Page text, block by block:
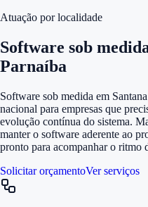
Atuação por localidade
Software sob
Parnaíba
Software sob medida em
nacional para empresas que
evolução contínua do sistema.
manter o software aderente ao
pronto para acompanhar o ritmo
Solicitar orçamentoVer serviços